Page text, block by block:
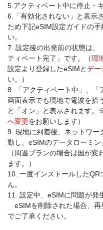
5.アクティベート中に停止・
6.「有効化されない」と表示
ため下記eSIM設定ガイドの
い。
7. 設定後の出発前の状態は、
ティベート完了」です。（現
設定より登録したeSIMとデー
い。）
8. 「アクティベート中」、「
画面表示でも現地で電波を拾
と「オン」と表示されます。
へ変更をお願いします）
9. 現地に到着後、ネットワー
動し、eSIMのデータローミン
（周遊プランの場合は国が
ます。）
10. 一度インストールした
ん。
11. 設定中、eSIMに問題が発
eSIMを削除された場合、再
でご了承ください。